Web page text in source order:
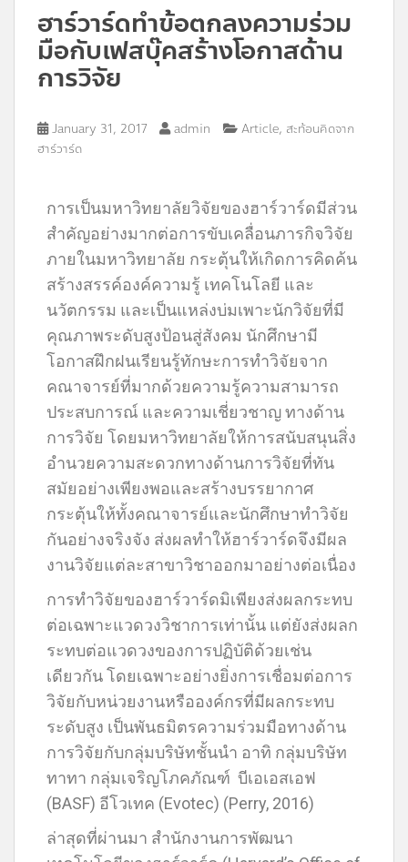
ฮาร์วาร์ดทำข้อตกลงความร่วม
มือกับเฟสบุ๊คสร้างโอกาสด้าน
การวิจัย
January 31, 2017 admin Article, สะท้อนคิดจาก
ฮาร์วาร์ด
การเป็นมหาวิทยาลัยวิจัยของฮาร์วาร์ดมีส่วน
สำคัญอย่างมากต่อการขับเคลื่อนภารกิจวิจัย
ภายในมหาวิทยาลัย กระตุ้นให้เกิดการคิดค้น
สร้างสรรค์องค์ความรู้ เทคโนโลยี และ
นวัตกรรม และเป็นแหล่งบ่มเพาะนักวิจัยที่มี
คุณภาพระดับสูงป้อนสู่สังคม นักศึกษามี
โอกาสฝึกฝนเรียนรู้ทักษะการทำวิจัยจาก
คณาจารย์ที่มากด้วยความรู้ความสามารถ
ประสบการณ์ และความเชี่ยวชาญ ทางด้าน
การวิจัย โดยมหาวิทยาลัยให้การสนับสนุนสิ่ง
อำนวยความสะดวกทางด้านการวิจัยที่ทัน
สมัยอย่างเพียงพอและสร้างบรรยากาศ
กระตุ้นให้ทั้งคณาจารย์และนักศึกษาทำวิจัย
กันอย่างจริงจัง ส่งผลทำให้ฮาร์วาร์ดจึงมีผล
งานวิจัยแต่ละสาขาวิชาออกมาอย่างต่อเนื่อง
การทำวิจัยของฮาร์วาร์ดมิเพียงส่งผลกระทบ
ต่อเฉพาะแวดวงวิชาการเท่านั้น แต่ยังส่งผลก
ระทบต่อแวดวงของการปฏิบัติด้วยเช่น
เดียวกัน โดยเฉพาะอย่างยิ่งการเชื่อมต่อการ
วิจัยกับหน่วยงานหรือองค์กรที่มีผลกระทบ
ระดับสูง เป็นพันธมิตรความร่วมมือทางด้าน
การวิจัยกับกลุ่มบริษัทชั้นนำ อาทิ กลุ่มบริษัท
ทาทา กลุ่มเจริญโภคภัณฑ์ บีเอเอสเอฟ
(BASF) อีโวเทค (Evotec) (Perry, 2016)
ล่าสุดที่ผ่านมา สำนักงานการพัฒนา